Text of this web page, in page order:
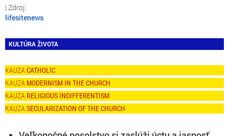
lifesitenews
KULTÚRA ŽIVOTA
CATHOLIC
MODERNISM IN THE CHURCH
RELIGIOUS INDIFFERENTISM
SECULARIZATION OF THE CHURCH